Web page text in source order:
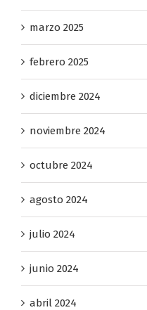
marzo 2025
febrero 2025
diciembre 2024
noviembre 2024
octubre 2024
agosto 2024
julio 2024
junio 2024
abril 2024